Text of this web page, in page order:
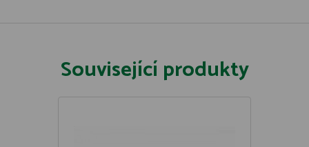
Související produkty